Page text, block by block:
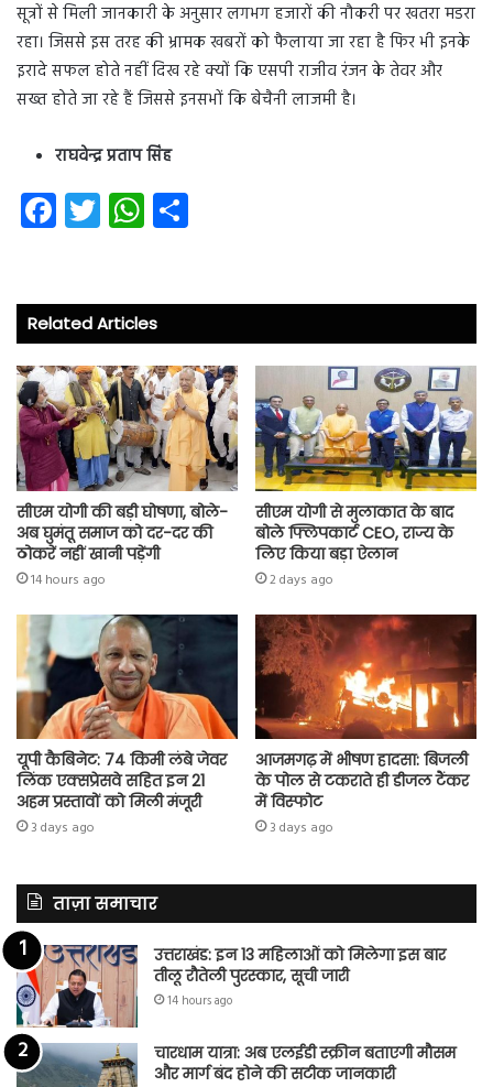
सूत्रों से मिली जानकारी के अनुसार लगभग हजारों की नौकरी पर खतरा मडरा
रहा। जिससे इस तरह की भ्रामक खबरों को फैलाया जा रहा है फिर भी इनके
इरादे सफल होते नहीं दिख रहे क्यों कि एसपी राजीव रंजन के तेवर और
सख्त होते जा रहे हैं जिससे इनसभों कि बेचैनी लाजमी है।
राघवेन्द्र प्रताप सिंह
Fa
ce
o
ok
T
wi
er
W
ha
A
p
p
Related Articles
सीएम योगी की बड़ी घोषणा, बोले-
अब घुमंतू समाज को दर-दर की
ठोकरें नहीं खानी पड़ेंगी
14 hours ago
सीएम योगी से मुलाकात के बाद
बोले फ्लिपकार्ट CEO, राज्य के
लिए किया बड़ा ऐलान
2 days ago
यूपी कैबिनेट: 74 किमी लंबे जेवर
लिंक एक्सप्रेसवे सहित इन 21
अहम प्रस्तावों को मिली मंजूरी
3 days ago
आजमगढ़ में भीषण हादसा: बिजली
के पोल से टकराते ही डीजल टैंकर
में विस्फोट
3 days ago
ताज़ा समाचार
उत्तराखंड: इन 13 महिलाओं को मिलेगा इस बार
तीलू रौतेली पुरस्कार, सूची जारी
14 hours ago
चारधाम यात्रा: अब एलईडी स्क्रीन बताएगी मौसम
और मार्ग बंद होने की सटीक जानकारी